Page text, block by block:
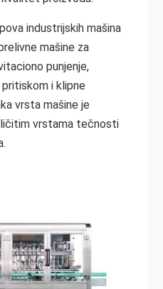
industrijskih mašina
mašine za
punjenje,
i klipne
vrsta mašine je
vrstama tečnosti